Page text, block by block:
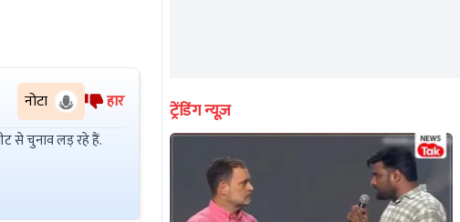
नोटा हार ट्रेंडिंग न्यूज़